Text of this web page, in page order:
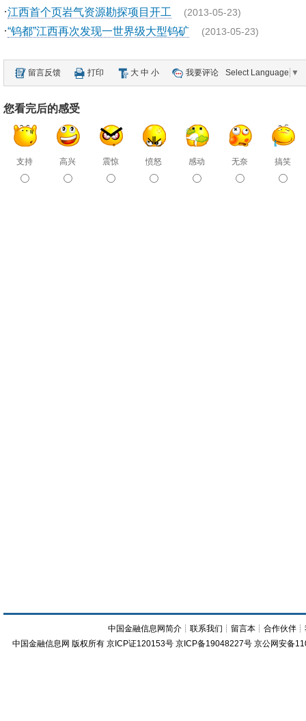
·江西首个页岩气资源勘探项目开工 (2013-05-23)
·“钨都”江西再次发现一世界级大型钨矿 (2013-05-23)
留言反馈 打印 大 中 小 我要评论 Select Language ▼
您看完后的感受
支持 高兴 震惊 愤怒 感动 无奈 搞笑
中国金融信息网简介 ┊联系我们 ┊ 留言本 ┊合作伙伴 ┊
中国金融信息网 版权所有 京ICP证120153号 京ICP备19048227号 京公网安备